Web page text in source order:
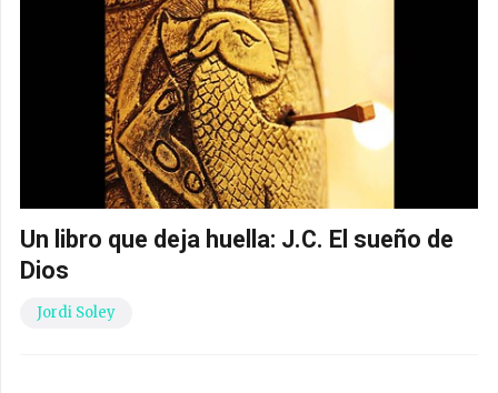
Un libro que deja huella: J.C. El sueño de
Dios
Jordi Soley